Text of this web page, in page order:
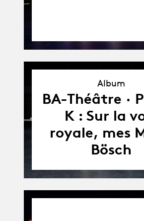
Album
BA-Théâtre ·
K : Sur la
royale, mes
Bösch